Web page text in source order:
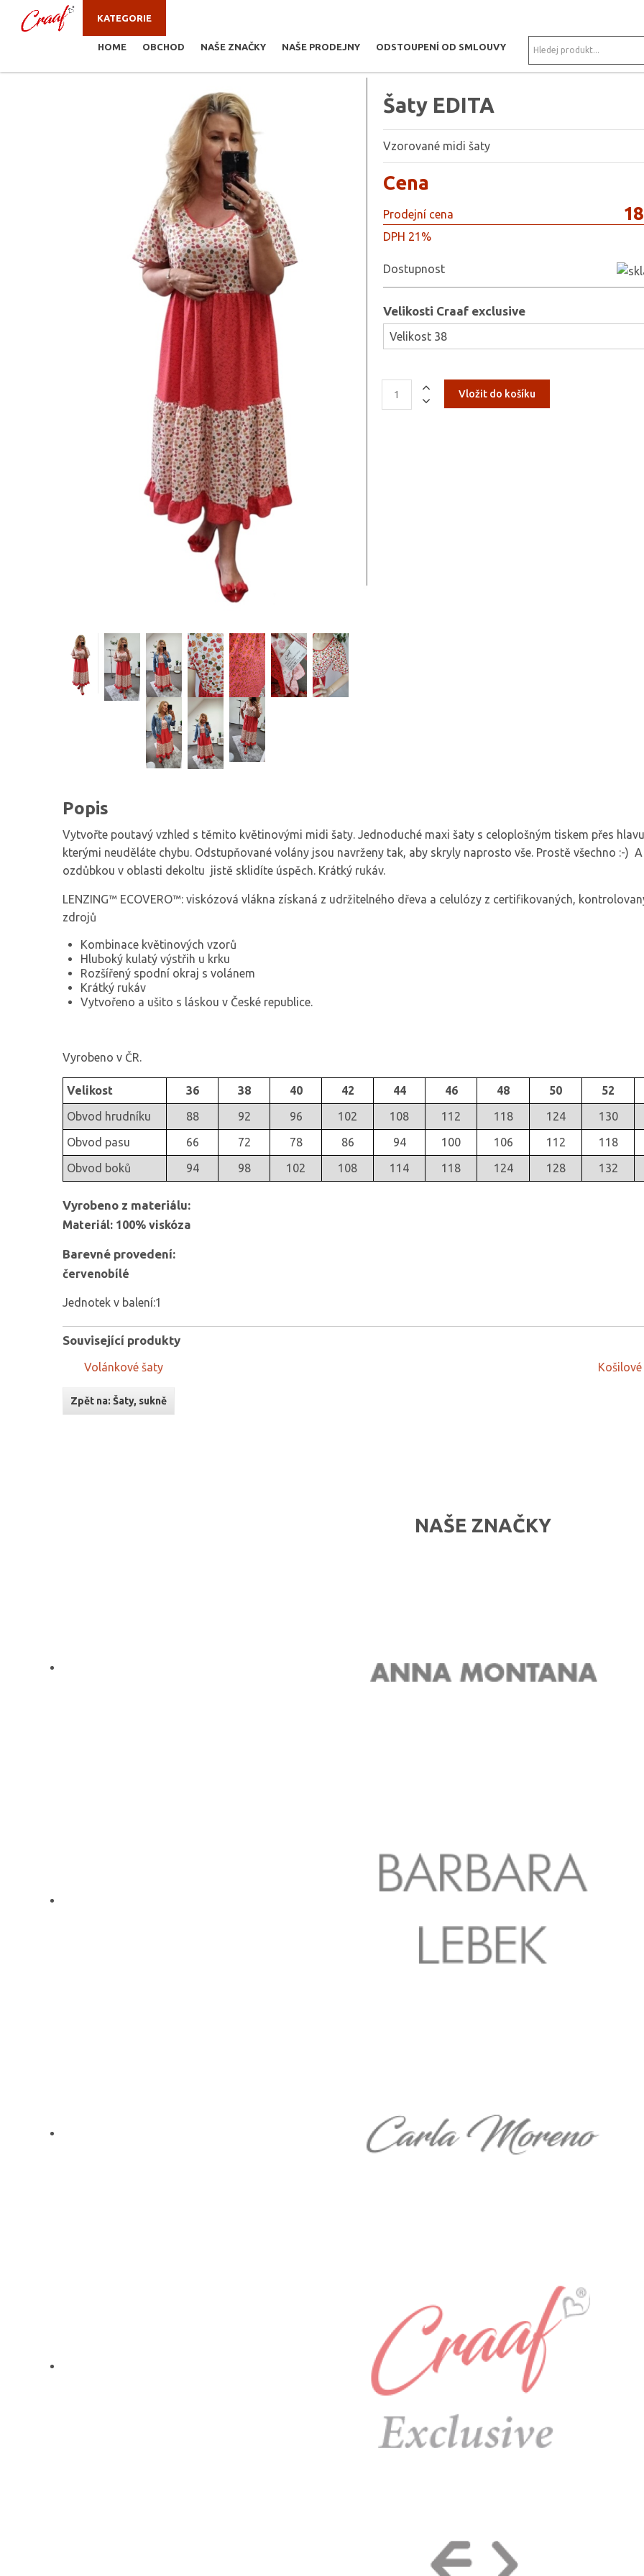
KATEGORIE
HOME OBCHOD NAŠE ZNAČKY NAŠE PRODEJNY ODSTOUPENÍ OD SMLOUVY
ŠATY EDITA
Šaty EDITA
Vzorované midi šaty
Cena
Prodejní cena
DPH 21%
Dostupnost
Velikosti Craaf exclusive
Popis
Vytvořte poutavý vzhled s těmito květinovými midi šaty. Jednoduché maxi šaty s celoplošným tiskem přes
kterými neuděláte chybu. Odstupňované volány jsou navrženy tak, aby skryly naprosto vše. Prostě všechno :-)
ozdůbkou v oblasti dekoltu jistě sklidíte úspěch. Krátký rukáv.
LENZING™ ECOVERO™: viskózová vlákna získaná z udržitelného dřeva a celulózy z certifikovaných,
zdrojů
Kombinace květinových vzorů
Hluboký kulatý výstřih u krku
Rozšířený spodní okraj s volánem
Krátký rukáv
Vytvořeno a ušito s láskou v České republice.
Vyrobeno v ČR.
Velikost 36 38 40 42 44 46 48 50
52
Obvod hrudníku
88 92 96 102 108 112 118 124
130
Obvod pasu
66 72 78 86 94 100 106 112
118
Obvod boků
94 98 102 108 114 118 124 128 132
Vyrobeno z materiálu:
Materiál: 100% viskóza
Barevné provedení:
červenobílé
Jednotek v balení:1
Související produkty
Volánkové šaty
Zpět na: Šaty, sukně
NAŠE ZNAČKY